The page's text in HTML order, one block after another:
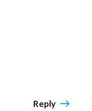
Reply